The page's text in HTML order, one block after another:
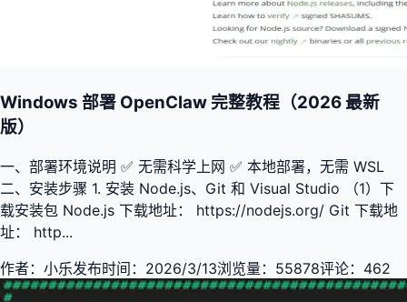
Windows 部署 OpenClaw 完整教程（2026 最新
版）
一、部署环境说明 ✅ 无需科学上网 ✅ 本地部署，无需 WSL
二、安装步骤 1. 安装 Node.js、Git 和 Visual Studio （1）下
载安装包 Node.js 下载地址： https://nodejs.org/ Git 下载地
址： http...
作者： 小乐发布时间： 2026/3/13浏览量： 55878评论： 462